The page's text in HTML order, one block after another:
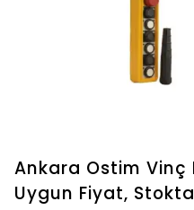
Ankara Ostim Vinç
Uygun Fiyat,